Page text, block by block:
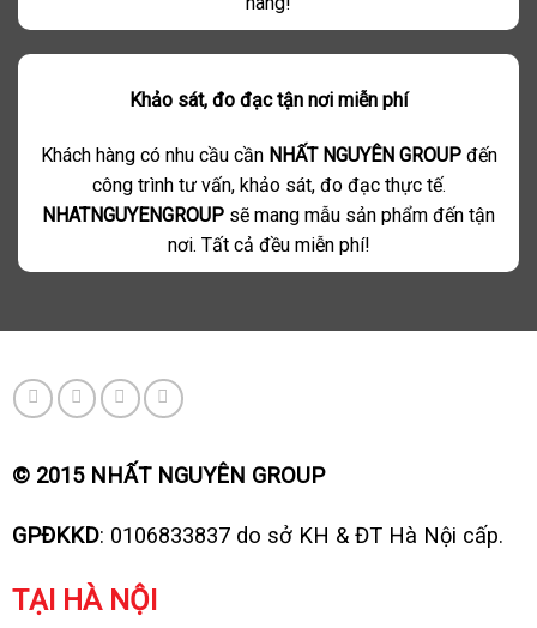
Khảo sát, đo đạc tận nơi miễn phí
Khách hàng có nhu cầu cần NHẤT NGUYÊN GROUP đến
công trình tư vấn, khảo sát, đo đạc thực tế.
NHATNGUYENGROUP sẽ mang mẫu sản phẩm đến tận
nơi. Tất cả đều miễn phí!
© 2015 NHẤT NGUYÊN GROUP
GPĐKKD: 0106833837 do sở KH & ĐT Hà Nội cấp.
TẠI HÀ NỘI